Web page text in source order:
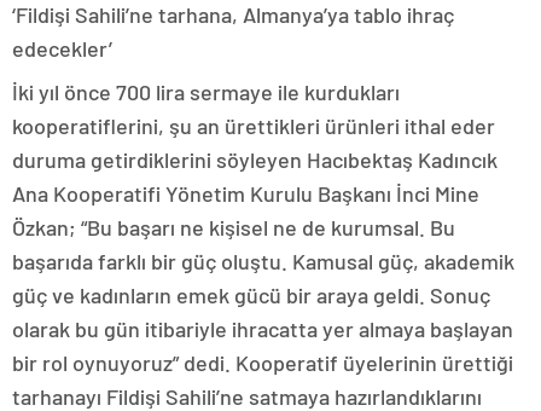
‘Fildişi Sahili’ne tarhana, Almanya’ya tablo ihraç
edecekler’
İki yıl önce 700 lira sermaye ile kurdukları
kooperatiflerini, şu an ürettikleri ürünleri ithal eder
duruma getirdiklerini söyleyen Hacıbektaş Kadıncık
Ana Kooperatifi Yönetim Kurulu Başkanı İnci Mine
Özkan; “Bu başarı ne kişisel ne de kurumsal. Bu
başarıda farklı bir güç oluştu. Kamusal güç, akademik
güç ve kadınların emek gücü bir araya geldi. Sonuç
olarak bu gün itibariyle ihracatta yer almaya başlayan
bir rol oynuyoruz” dedi. Kooperatif üyelerinin ürettiği
tarhanayı Fildişi Sahili’ne satmaya hazırlandıklarını